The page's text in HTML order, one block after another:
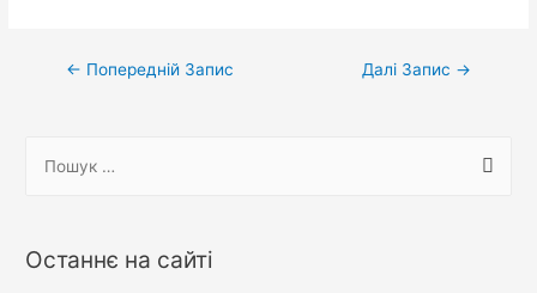
Навігація
← Попередній Запис Далі Запис →
у
Останнє на сайті